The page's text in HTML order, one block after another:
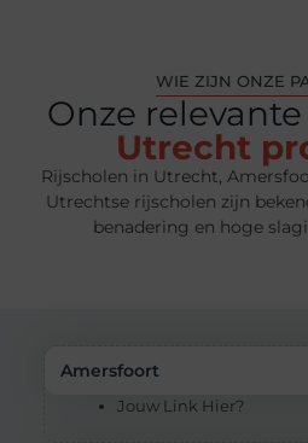
WIE ZIJN ONZE
Onze
Utrecht
Rijscholen in Utrecht,
Utrechtse rijscholen zijn
benadering en hoge
Amersfoort
Jouw Link Hier?